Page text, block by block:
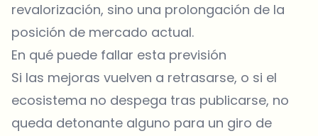
revalorización, sino una prolongación de la
posición de mercado actual.
En qué puede fallar esta previsión
Si las mejoras vuelven a retrasarse, o si el
ecosistema no despega tras publicarse, no
queda detonante alguno para un giro de